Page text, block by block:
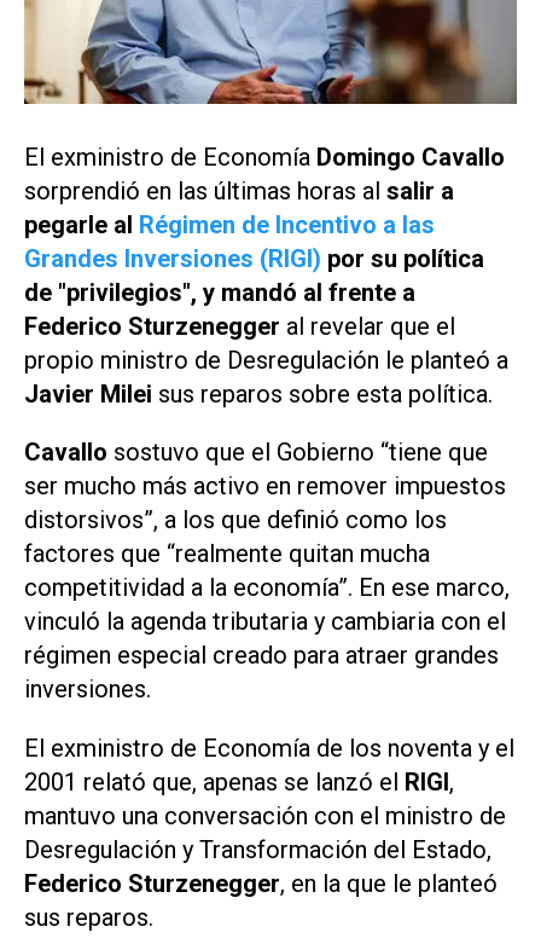
El exministro de Economía Domingo Cavallo
sorprendió en las últimas horas al salir a
pegarle al Régimen de Incentivo a las
Grandes Inversiones (RIGI) por su política
de "privilegios", y mandó al frente a
Federico Sturzenegger al revelar que el
propio ministro de Desregulación le planteó a
Javier Milei sus reparos sobre esta política.
Cavallo sostuvo que el Gobierno “tiene que
ser mucho más activo en remover impuestos
distorsivos”, a los que definió como los
factores que “realmente quitan mucha
competitividad a la economía”. En ese marco,
vinculó la agenda tributaria y cambiaria con el
régimen especial creado para atraer grandes
inversiones.
El exministro de Economía de los noventa y el
2001 relató que, apenas se lanzó el RIGI,
mantuvo una conversación con el ministro de
Desregulación y Transformación del Estado,
Federico Sturzenegger, en la que le planteó
sus reparos.